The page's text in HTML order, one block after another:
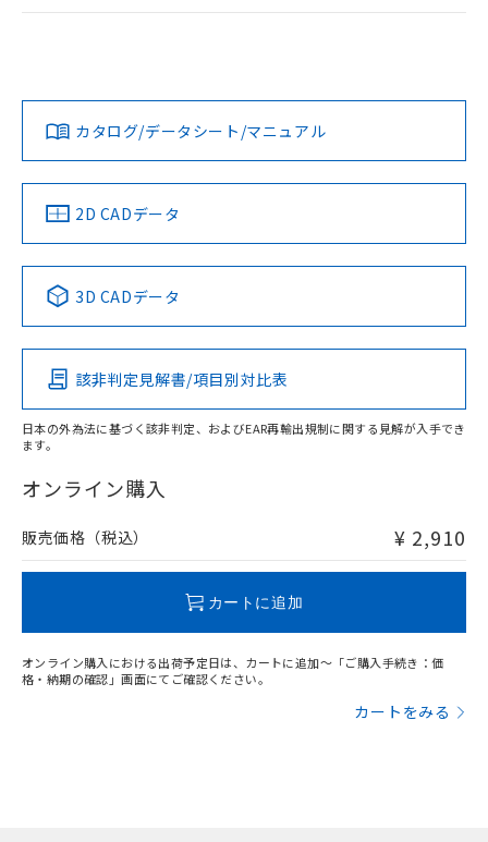
ログイン/会員登録
ダウンロードデータをご利用いただく前に、以下を必ずお読
みください。
ソフトウェアの使用条件
EU RoHS 注意事項・凡例
対応済み
中国 RoHS 注意事項・凡例
Pb Hg Cd Cr(VI)
O
在庫等で未対応品が混在する可能性があります。
問い合わせください。
LR型式承認
（イギリス
船舶規格）
DNV型式承認
（ノルウェー
BV型式承認
（フランス
KR型式
（韓国
No No No No
この製品の規格認証/適合状況ページへ
その他の認証はこちらのページからご検索ください
カタログ/データシート/マニュアル
2D CADデータ
3D CADデータ
該非判定見解書/項目別対比表
日本の外為法に基づく該非判定、およびEAR再輸出規制に関する見解が入手でき
ます。
オンライン購入
販売価格（税込） ¥ 2,910
カートに追加
オンライン購入における出荷予定日は、カートに追加～「ご購入手続き：価
格・納期の確認」画面にてご確認ください。
カートをみる